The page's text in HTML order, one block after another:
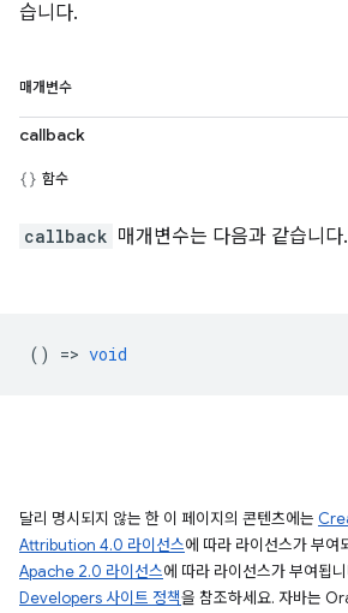
습니다.
매개변수
callback
함수
callback 매개변수는 다음과 같습니다.
() => void
달리 명시되지 않는 한 이 페이지의 콘텐츠에는
Attribution 4.0 라이선스에 따라 라이선스가 부여
Apache 2.0 라이선스에 따라 라이선스가 부여됩
Developers 사이트 정책을 참조하세요. 자바는